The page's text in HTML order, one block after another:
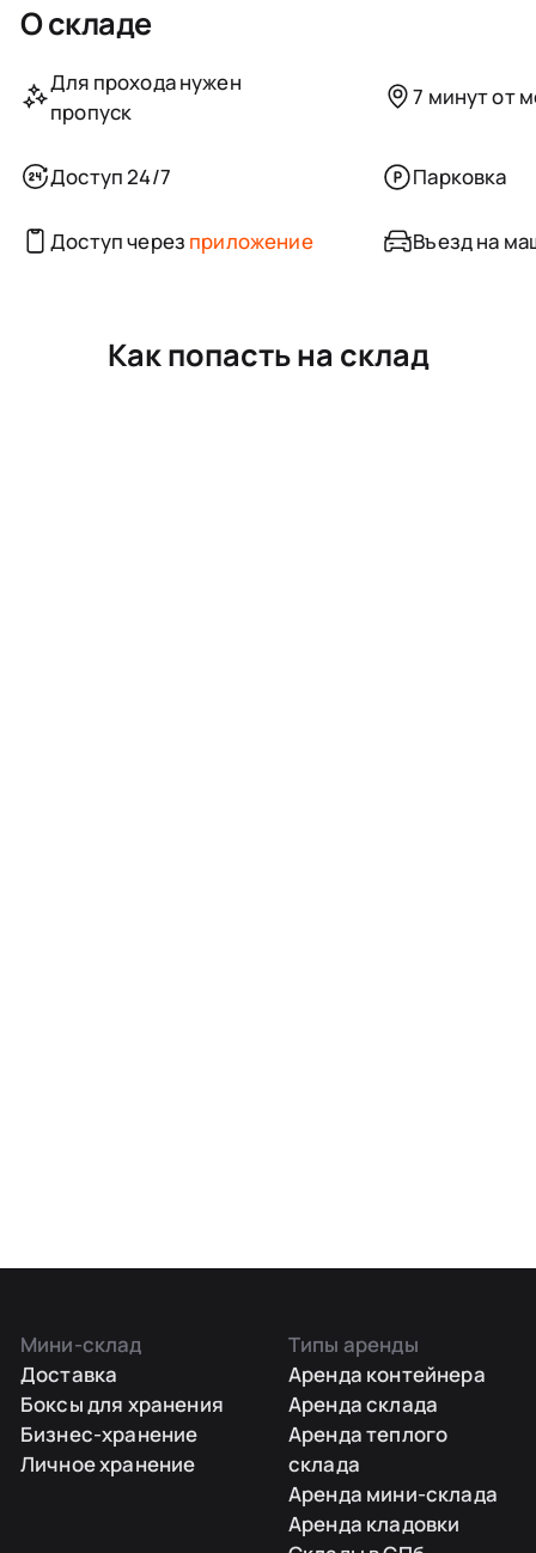
О складе
Для прохода нужен
пропуск
7 минут от
Доступ 24/7 Парковка
Доступ через приложение Въезд на
Как попасть на склад
Мини-склад
Доставка
Боксы для хранения
Бизнес-хранение
Личное хранение
Типы аренды
Аренда контейнера
Аренда склада
Аренда теплого
склада
Аренда мини-склада
Аренда кладовки